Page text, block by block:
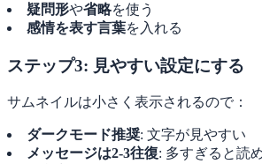
疑問形や省略を使う
感情を表す言葉を入れる
ステップ3: 見やすい設定にする
サムネイルは小さく表示されるので：
ダークモード推奨: 文字が見やすい
メッセージは2-3往復: 多すぎると読